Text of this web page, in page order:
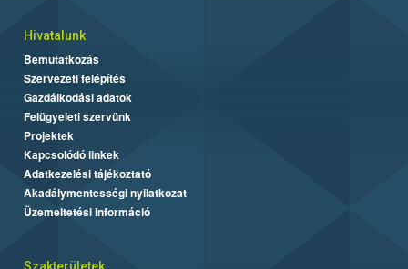
Hivatalunk
Bemutatkozás
Szervezeti felépítés
Gazdálkodási adatok
Felügyeleti szervünk
Projektek
Kapcsolódó linkek
Adatkezelési tájékoztató
Akadálymentességi nyilatkozat
Üzemeltetési információ
Szakterületek